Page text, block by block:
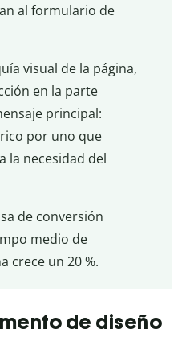
al formulario de
visual de la página,
en la parte
principal:
por uno que
la necesidad del
de conversión
medio de
crece un 20 %.
de diseño